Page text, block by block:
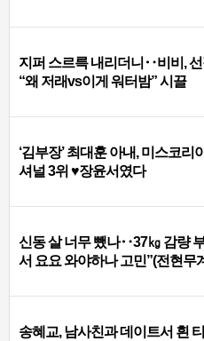
지퍼 스르륵 내리더니‥비비,
“왜 저래vs이게 워터밤” 시끌
‘김부장’ 최대훈 아내, 미스코리
셔널 3위 ♥장윤서였다
신동 살 너무 뺐나‥37㎏ 감량
서 요요 와야하나 고민”(전현무
송혜교, 남사친과 데이트서 흰